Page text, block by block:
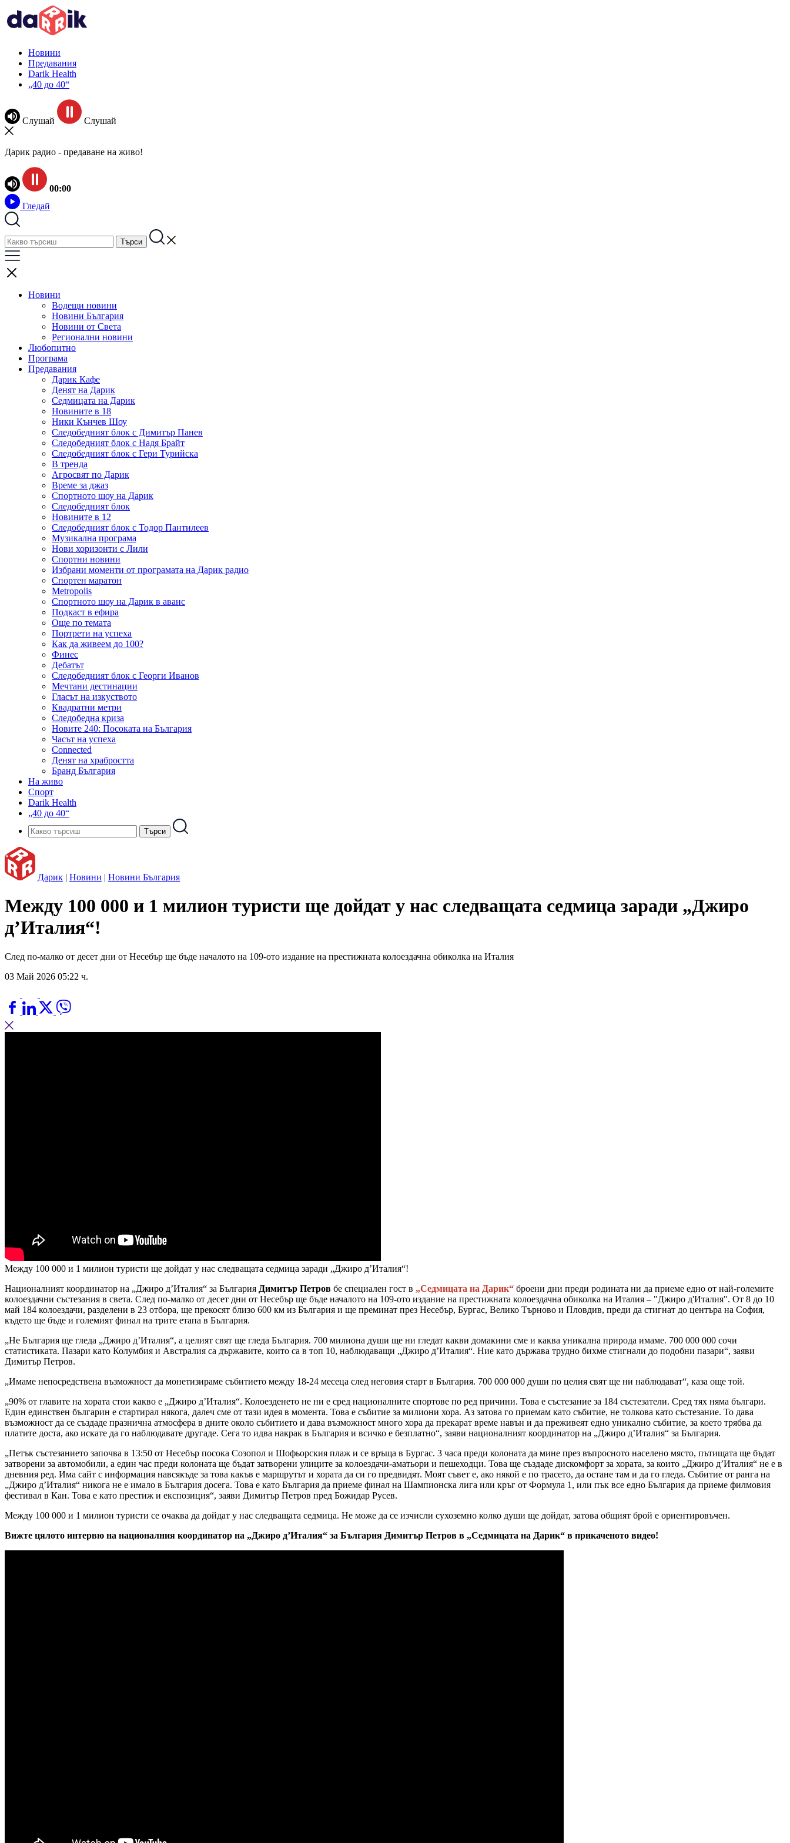
Новини
Предавания
Darik Health
„40 до 40“
Слушай Слушай
Дарик радио - предаване на живо!
00:00
Гледай
Новини
Водещи новини
Новини България
Новини от Света
Регионални новини
Любопитно
Програма
Предавания
Дарик Кафе
Денят на Дарик
Седмицата на Дарик
Новините в 18
Ники Кънчев Шоу
Следобедният блок с Димитър Панев
Следобедният блок с Надя Брайт
Следобедният блок с Гери Турийска
В тренда
Агросвят по Дарик
Време за джаз
Спортното шоу на Дарик
Следобедният блок
Новините в 12
Следобедният блок с Тодор Пантилеев
Музикална програма
Нови хоризонти с Лили
Спортни новини
Избрани моменти от програмата на Дарик радио
Спортен маратон
Metropolis
Спортното шоу на Дарик в аванс
Подкаст в ефира
Още по темата
Портрети на успеха
Как да живеем до 100?
Финес
Дебатът
Следобедният блок с Георги Иванов
Мечтани дестинации
Гласът на изкуството
Квадратни метри
Следобедна криза
Новите 240: Посоката на България
Часът на успеха
Connected
Денят на храбростта
Бранд България
На живо
Спорт
Darik Health
„40 до 40“
Дарик | Новини | Новини България
Между 100 000 и 1 милион туристи ще дойдат у нас следващата седмица заради „Джиро
д’Италия“!
След по-малко от десет дни от Несебър ще бъде началото на 109-ото издание на престижната колоездачна обиколка на Италия
03 Май 2026 05:22 ч.
Между 100 000 и 1 милион туристи ще дойдат у нас следващата седмица заради „Джиро д’Италия“!
Националният координатор на „Джиро д’Италия“ за България Димитър Петров бе специален гост в „Седмицата на Дарик“ броени дни преди родината ни да приеме едно от най-големите
колоездачни състезания в света. След по-малко от десет дни от Несебър ще бъде началото на 109-ото издание на престижната колоездачна обиколка на Италия – "Джиро д'Италия". От 8 до 10
май 184 колоездачи, разделени в 23 отбора, ще прекосят близо 600 км из България и ще преминат през Несебър, Бургас, Велико Търново и Пловдив, преди да стигнат до центъра на София,
където ще бъде и големият финал на трите етапа в България.
„Не България ще гледа „Джиро д’Италия“, а целият свят ще гледа България. 700 милиона души ще ни гледат какви домакини сме и каква уникална природа имаме. 700 000 000 сочи
статистиката. Пазари като Колумбия и Австралия са държавите, които са в топ 10, наблюдаващи „Джиро д’Италия“. Ние като държава трудно бихме стигнали до подобни пазари“, заяви
Димитър Петров.
„Имаме непосредствена възможност да монетизираме събитието между 18-24 месеца след неговия старт в България. 700 000 000 души по целия свят ще ни наблюдават“, каза още той.
„90% от главите на хората стои какво е „Джиро д’Италия“. Колоезденето не ни е сред националните спортове по ред причини. Това е състезание за 184 състезатели. Сред тях няма българи.
Един единствен българин е стартирал някога, далеч сме от тази идея в момента. Това е събитие за милиони хора. Аз затова го приемам като събитие, не толкова като състезание. То дава
възможност да се създаде празнична атмосфера в дните около събитието и дава възможност много хора да прекарат време навън и да преживеят едно уникално събитие, за което трябва да
платите доста, ако искате да го наблюдавате другаде. Сега то идва накрак в България и всичко е безплатно“, заяви националният координатор на „Джиро д’Италия“ за България.
„Петък състезанието започва в 13:50 от Несебър посока Созопол и Шофьорския плаж и се връща в Бургас. 3 часа преди колоната да мине през въпросното населено място, пътищата ще бъдат
затворени за автомобили, а един час преди колоната ще бъдат затворени улиците за колоездачи-аматьори и пешеходци. Това ще създаде дискомфорт за хората, за които „Джиро д’Италия“ не е в
дневния ред. Има сайт с информация навсякъде за това какъв е маршрутът и хората да си го предвидят. Моят съвет е, ако някой е по трасето, да остане там и да го гледа. Събитие от ранга на
„Джиро д’Италия“ никога не е имало в България досега. Това е като България да приеме финал на Шампионска лига или кръг от Формула 1, или пък все едно България да приеме филмовия
фестивал в Кан. Това е като престиж и експозиция“, заяви Димитър Петров пред Божидар Русев.
Между 100 000 и 1 милион туристи се очаква да дойдат у нас следващата седмица. Не може да се изчисли сухоземно колко души ще дойдат, затова общият брой е ориентировъчен.
Вижте цялото интервю на националния координатор на „Джиро д’Италия“ за България Димитър Петров в „Седмицата на Дарик“ в прикаченото видео!